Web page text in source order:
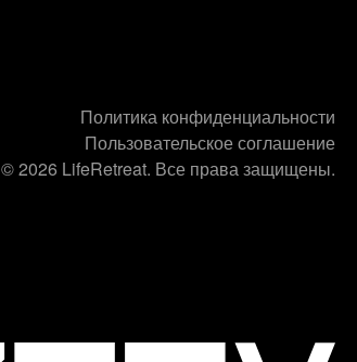
Политика конфиденциальности
Пользовательское соглашение
© 2026 LifeRetreat. Все права защищены.